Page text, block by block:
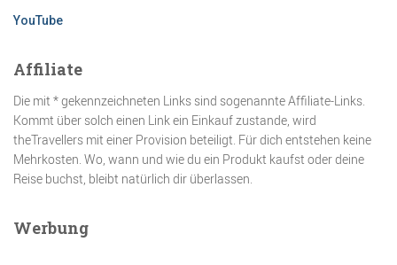
YouTube
Affiliate
Die mit * gekennzeichneten Links sind sogenannte Affiliate-Links.
Kommt über solch einen Link ein Einkauf zustande, wird
theTravellers mit einer Provision beteiligt. Für dich entstehen keine
Mehrkosten. Wo, wann und wie du ein Produkt kaufst oder deine
Reise buchst, bleibt natürlich dir überlassen.
Werbung